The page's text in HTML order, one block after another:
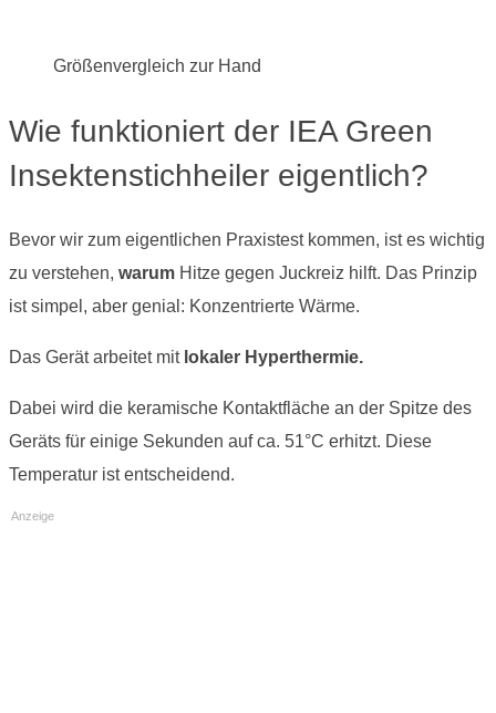
Größenvergleich zur Hand
Wie funktioniert der IEA Green
Insektenstichheiler eigentlich?
Bevor wir zum eigentlichen Praxistest kommen, ist es wichtig
zu verstehen, warum Hitze gegen Juckreiz hilft. Das Prinzip
ist simpel, aber genial: Konzentrierte Wärme.
Das Gerät arbeitet mit lokaler Hyperthermie.
Dabei wird die keramische Kontaktfläche an der Spitze des
Geräts für einige Sekunden auf ca. 51°C erhitzt. Diese
Temperatur ist entscheidend.
Anzeige